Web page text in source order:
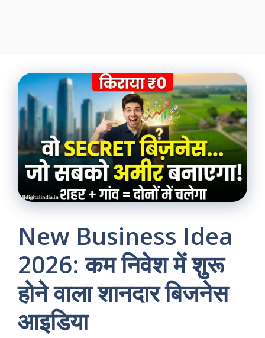
New Business Idea
2026: कम निवेश में शुरू
होने वाला शानदार बिजनेस
आइडिया